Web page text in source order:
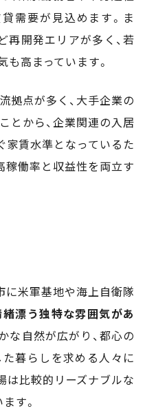
需要が見込めます。ま
再開発エリアが多く、若
高まっています。
拠点が多く、大手企業の
とから、企業関連の入居
家賃水準となっているた
稼働率と収益性を両立す
に米軍基地や海上自衛隊
漂う独特な雰囲気があ
な自然が広がり、都心の
暮らしを求める人々に
は比較的リーズナブルな
す。